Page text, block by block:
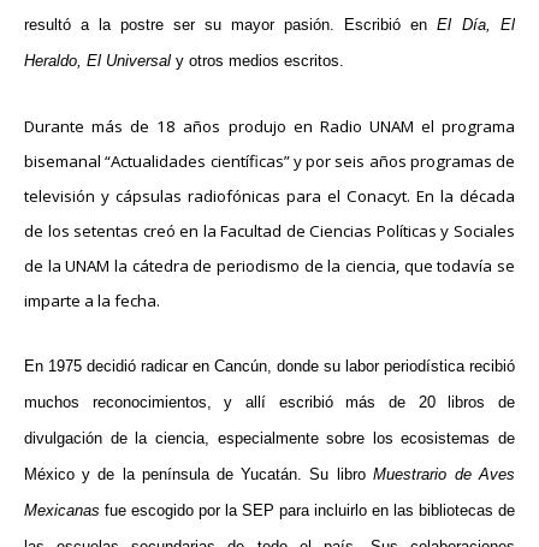
resultó a la postre ser su mayor pasión. Escribió en El Día, El
Heraldo, El Universal y otros medios escritos.
Durante más de 18 años produjo en Radio UNAM el programa
bisemanal “Actualidades científicas” y por seis años programas de
televisión y cápsulas radiofónicas para el Conacyt. En la década
de los setentas creó en la Facultad de Ciencias Políticas y Sociales
de la UNAM la cátedra de periodismo de la ciencia, que todavía se
imparte a la fecha.
En 1975 decidió radicar en Cancún, donde su labor periodística recibió
muchos reconocimientos, y allí escribió más de 20 libros de
divulgación de la ciencia, especialmente sobre los ecosistemas de
México y de la península de Yucatán.
Su libro Muestrario de Aves
Mexicanas fue escogido por la SEP para incluirlo en las bibliotecas de